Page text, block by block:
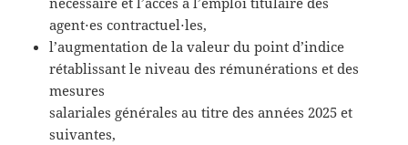
agent⋅es contractuel⋅les,
l’augmentation de la valeur du point d’indice
rétablissant le niveau des rémunérations et des
mesures
salariales générales au titre des années 2025 et
suivantes,